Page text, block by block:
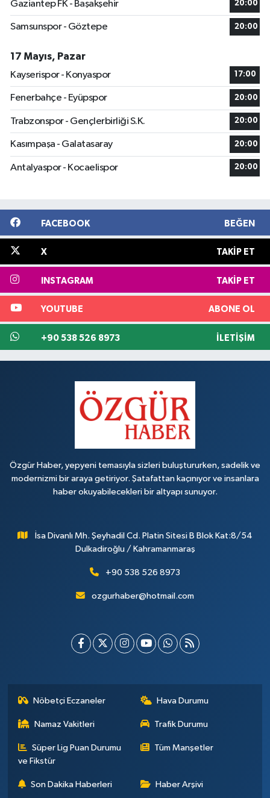
Gaziantep FK - Başakşehir 20:00
Samsunspor - Göztepe 20:00
17 Mayıs, Pazar
Kayserispor - Konyaspor
17:00
Fenerbahçe - Eyüpspor 20:00
Trabzonspor - Gençlerbirliği S.K. 20:00
Kasımpaşa - Galatasaray 20:00
Antalyaspor - Kocaelispor 20:00
FACEBOOK BEĞEN
X TAKIP ET
INSTAGRAM TAKIP ET
YOUTUBE ABONE OL
+90 538 526 8973 İLETIŞIM
Özgür Haber, yepyeni temasıyla sizleri buluştururken, sadelik ve
modernizmi bir araya getiriyor. Şatafattan kaçınıyor ve insanlara
haber okuyabilecekleri bir altyapı sunuyor.
İsa Divanlı Mh. Şeyhadil Cd. Platin Sitesi B Blok Kat:8/54
Dulkadiroğlu / Kahramanmaraş
+90 538 526 8973
ozgurhaber@hotmail.com
Nöbetçi Eczaneler Hava Durumu
Namaz Vakitleri Trafik Durumu
Süper Lig Puan Durumu
ve Fikstür
Tüm Manşetler
Son Dakika Haberleri Haber Arşivi